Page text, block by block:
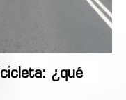
¿qué